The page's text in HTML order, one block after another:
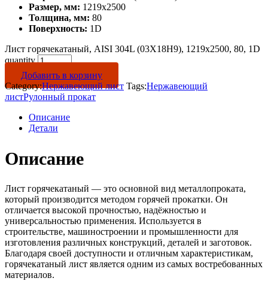
Размер, мм: 1219х2500
Толщина, мм: 80
Поверхность: 1D
Лист горячекатаный, AISI 304L (03Х18Н9), 1219х2500, 80, 1D
quantity
Добавить в корзину
Category:Нержавеющий лист Tags:Нержавеющий
листРулонный прокат
Описание
Детали
Описание
Лист горячекатаный — это основной вид металлопроката,
который производится методом горячей прокатки. Он
отличается высокой прочностью, надёжностью и
универсальностью применения. Используется в
строительстве, машиностроении и промышленности для
изготовления различных конструкций, деталей и заготовок.
Благодаря своей доступности и отличным характеристикам,
горячекатаный лист является одним из самых востребованных
материалов.